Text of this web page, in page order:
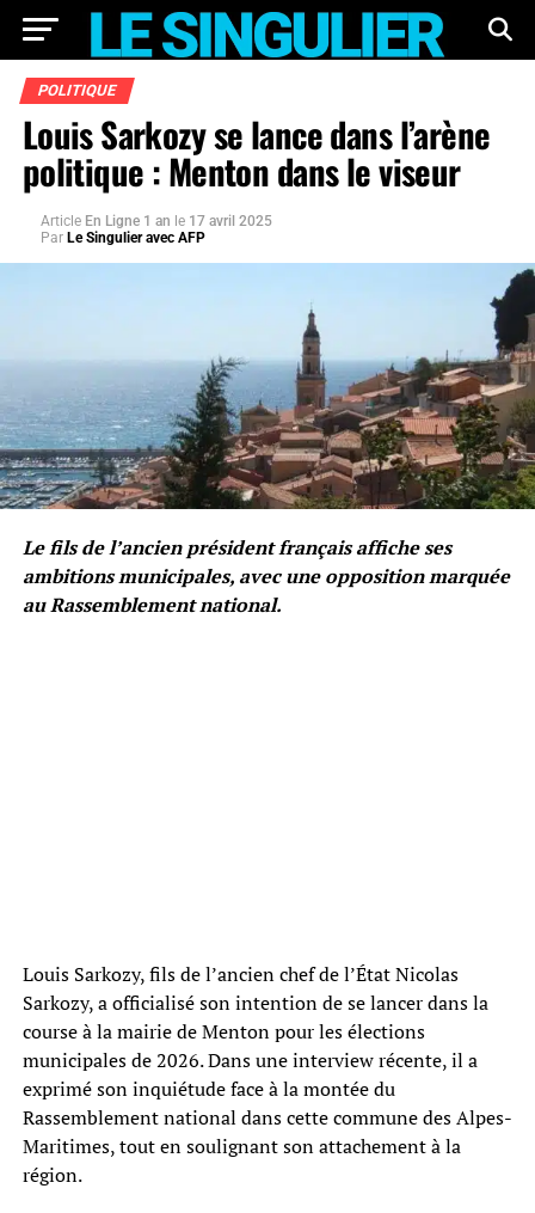
POLITIQUE
Louis Sarkozy se lance dans l’arène
politique : Menton dans le viseur
Article En Ligne 1 an le 17 avril 2025
Par Le Singulier avec AFP
Le fils de l’ancien président français affiche ses
ambitions municipales, avec une opposition marquée
au Rassemblement national.
Louis Sarkozy, fils de l’ancien chef de l’État Nicolas
Sarkozy, a officialisé son intention de se lancer dans la
course à la mairie de Menton pour les élections
municipales de 2026. Dans une interview récente, il a
exprimé son inquiétude face à la montée du
Rassemblement national dans cette commune des Alpes-
Maritimes, tout en soulignant son attachement à la
région.